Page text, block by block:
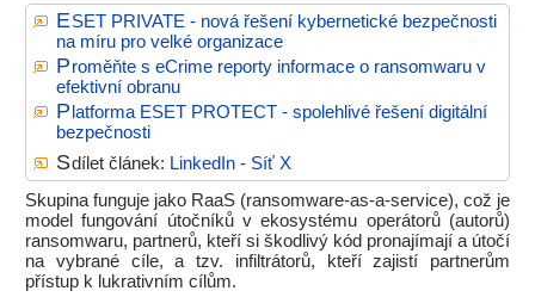
ESET PRIVATE - nová řešení kybernetické bezpečnosti
na míru pro velké organizace
Proměňte s eCrime reporty informace o ransomwaru v
efektivní obranu
P latforma ESET PROTECT - spolehlivé řešení digitální
bezpečnosti
Sdílet článek: LinkedIn- Síť X
Skupina funguje jako RaaS (ransomware-as-a-service), což je
model fungování útočníků v ekosystému operátorů (autorů)
ransomwaru, partnerů, kteří si škodlivý kód pronajímají a útočí
na vybrané cíle, a tzv. infiltrátorů, kteří zajistí partnerům
přístup k lukrativním cílům.